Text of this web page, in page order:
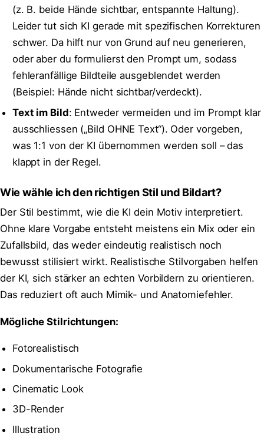
(z. B. beide Hände sichtbar, entspannte Haltung).
Leider tut sich KI gerade mit spezifischen Korrekturen
schwer. Da hilft nur von Grund auf neu generieren,
oder aber du formulierst den Prompt um, sodass
fehleranfällige Bildteile ausgeblendet werden
(Beispiel: Hände nicht sichtbar/verdeckt).
Text im Bild: Entweder vermeiden und im Prompt klar
ausschliessen („Bild OHNE Text“). Oder vorgeben,
was 1:1 von der KI übernommen werden soll – das
klappt in der Regel.
Wie wähle ich den richtigen Stil und Bildart?
Der Stil bestimmt, wie die KI dein Motiv interpretiert.
Ohne klare Vorgabe entsteht meistens ein Mix oder ein
Zufallsbild, das weder eindeutig realistisch noch
bewusst stilisiert wirkt. Realistische Stilvorgaben helfen
der KI, sich stärker an echten Vorbildern zu orientieren.
Das reduziert oft auch Mimik- und Anatomiefehler.
Mögliche Stilrichtungen:
Fotorealistisch
Dokumentarische Fotografie
Cinematic Look
3D-Render
Illustration